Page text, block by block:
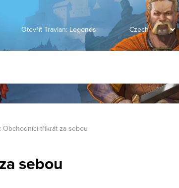
Otevřít Travian: Legends
Obchodníci třikrát za sebou
sebou